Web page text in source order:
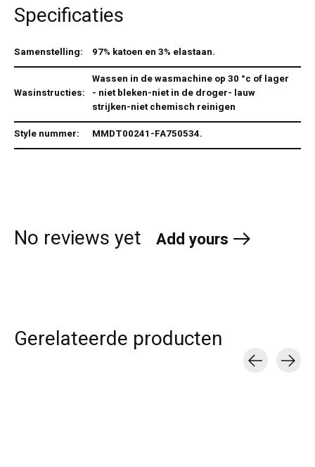
Specificaties
Samenstelling: 97% katoen en 3% elastaan.
Wasinstructies:
Wassen in de wasmachine op 30 °c of lager
- niet bleken-niet in de droger- lauw
strijken-niet chemisch reinigen
Style nummer:
MMDT00241-FA750534.
No reviews yet Add yours
Gerelateerde producten